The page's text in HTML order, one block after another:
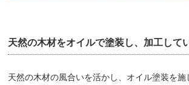
天然の木材をオイルで塗装し、加工して
天然の木材の風合いを活かし、オイル塗装を